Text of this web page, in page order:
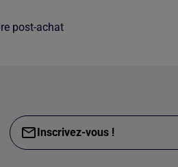
post-achat
Inscrivez-vous !